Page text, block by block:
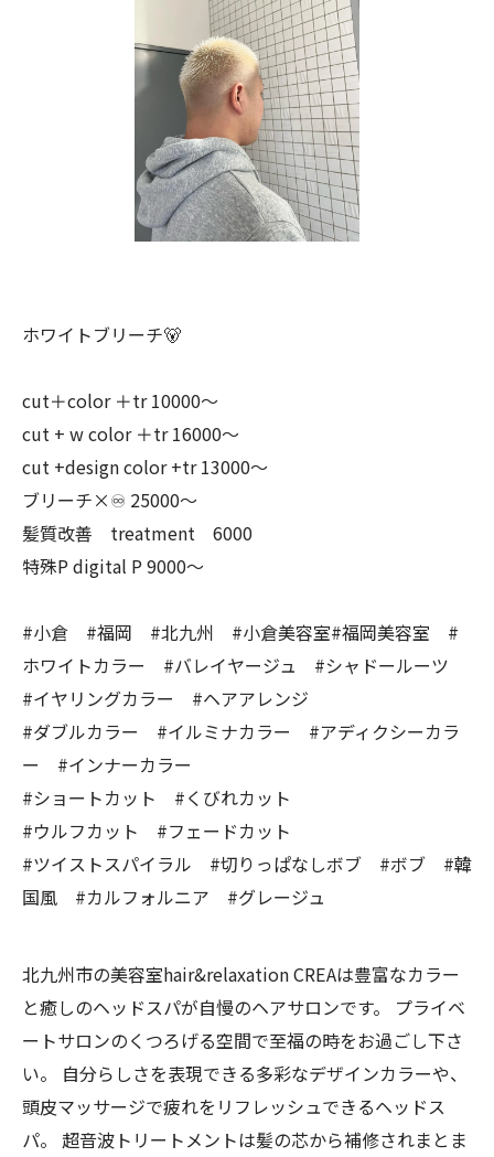
ホワイトブリーチ🐻
cut＋color ＋tr 10000〜
cut + w color ＋tr 16000〜
cut +design color +tr 13000〜
ブリーチ×♾ 25000〜
髪質改善 treatment 6000
特殊P digital P 9000〜
#小倉 #福岡 #北九州 #小倉美容室#福岡美容室 #
ホワイトカラー #バレイヤージュ #シャドールーツ
#イヤリングカラー #ヘアアレンジ
#ダブルカラー #イルミナカラー #アディクシーカラ
ー #インナーカラー
#ショートカット #くびれカット
#ウルフカット #フェードカット
#ツイストスパイラル #切りっぱなしボブ #ボブ #韓
国風 #カルフォルニア #グレージュ
北九州市の美容室hair&relaxation CREAは豊富なカラー
と癒しのヘッドスパが自慢のヘアサロンです。 プライベ
ートサロンのくつろげる空間で至福の時をお過ごし下さ
い。 自分らしさを表現できる多彩なデザインカラーや、
頭皮マッサージで疲れをリフレッシュできるヘッドス
パ。 超音波トリートメントは髪の芯から補修されまとま